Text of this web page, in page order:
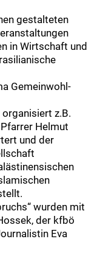
gestalteten
in Wirtschaft und
Gemeinwohl-
z.B.
Helmut
und der
wurden mit
der kfbö
Eva